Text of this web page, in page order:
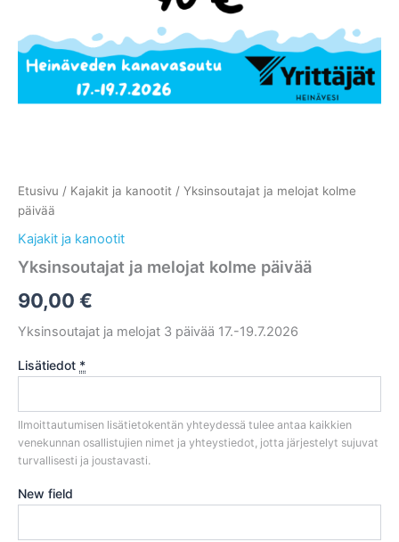
Etusivu / Kajakit ja kanootit / Yksinsoutajat ja melojat kolme
päivää
Kajakit ja kanootit
Yksinsoutajat ja melojat kolme päivää
90,00 €
Yksinsoutajat ja melojat 3 päivää 17.-19.7.2026
Lisätiedot *
Ilmoittautumisen lisätietokentän yhteydessä tulee antaa kaikkien
venekunnan osallistujien nimet ja yhteystiedot, jotta järjestelyt sujuvat
turvallisesti ja joustavasti.
New field